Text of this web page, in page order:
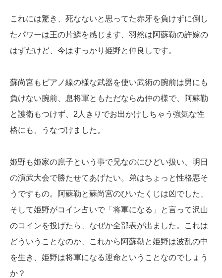
これには驚き、死なないと思ってた赤牙を負けずに倒し
たパワーは王の片鱗を感じます、羽然は阿蘇勒の許嫁の
はずだけど、今はすっかり姫野と仲良しです。
蘇尚宮もピアノ線の様な武器を使い武術の腕前は男にも
負けない腕前、息将軍ともただならぬ仲の様で、阿蘇勒
と護衛もつけず、2人きりでお出かけしちゃう強気な性
格にも、うなづけました。
姫野も姫家の庶子という事で兄なのにひどい扱い、明日
の演武大会で勝たせてあげたい。弟はちょっと性格悪そ
うですもの。阿蘇勒と蘇尚宮のひいたくじは凶でした、
そして姫野がコイン占いで「将軍になる」と言って沢山
のコインを投げたら、なぜか全部表が出ました。これは
どういうことなのか、これから阿蘇勒と姫野は波乱の中
を生き、姫野は将軍になる運命ということなのでしょう
か？